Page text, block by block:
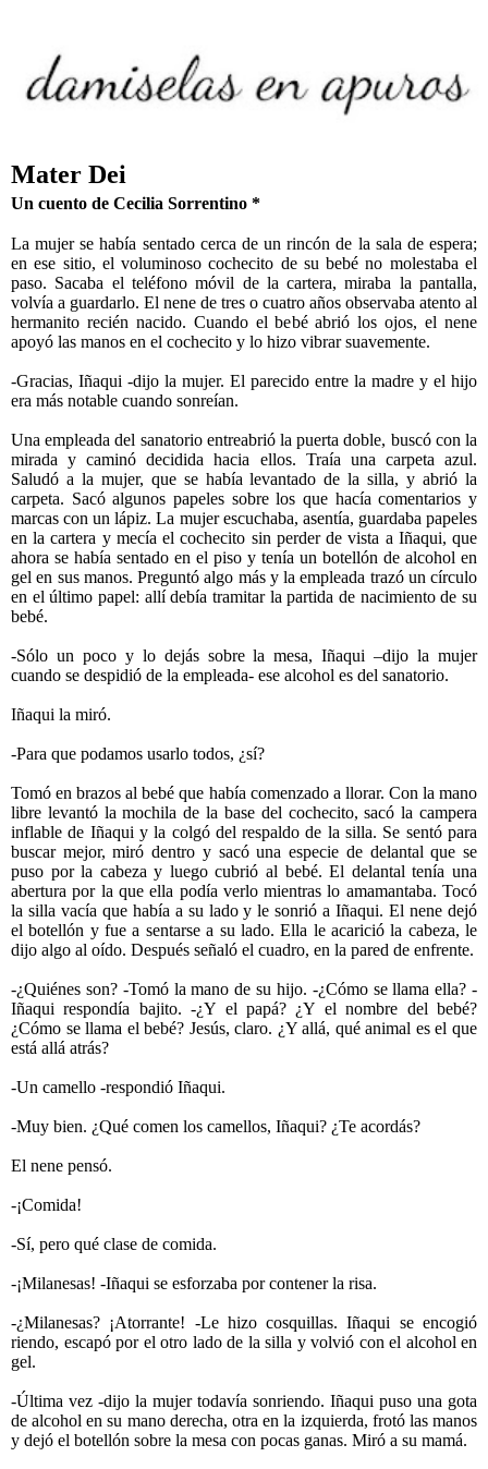
Mater Dei
Un cuento de Cecilia Sorrentino *
La mujer se había sentado cerca de un rincón de la sala de espera;
en ese sitio, el voluminoso cochecito de su bebé no molestaba el
paso. Sacaba el teléfono móvil de la cartera, miraba la pantalla,
volvía a guardarlo. El nene de tres o cuatro años observaba atento al
hermanito recién nacido. Cuando el bebé abrió los ojos, el nene
apoyó las manos en el cochecito y lo hizo vibrar suavemente.
-Gracias, Iñaqui -dijo la mujer. El parecido entre la madre y el hijo
era más notable cuando sonreían.
Una empleada del sanatorio entreabrió la puerta doble, buscó con la
mirada y caminó decidida hacia ellos. Traía una carpeta azul.
Saludó a la mujer, que se había levantado de la silla, y abrió la
carpeta. Sacó algunos papeles sobre los que hacía comentarios y
marcas con un lápiz. La mujer escuchaba, asentía, guardaba papeles
en la cartera y mecía el cochecito sin perder de vista a Iñaqui, que
ahora se había sentado en el piso y tenía un botellón de alcohol en
gel en sus manos. Preguntó algo más y la empleada trazó un círculo
en el último papel: allí debía tramitar la partida de nacimiento de su
bebé.
-Sólo un poco y lo dejás sobre la mesa, Iñaqui –dijo la mujer
cuando se despidió de la empleada- ese alcohol es del sanatorio.
Iñaqui la miró.
-Para que podamos usarlo todos, ¿sí?
Tomó en brazos al bebé que había comenzado a llorar. Con la mano
libre levantó la mochila de la base del cochecito, sacó la campera
inflable de Iñaqui y la colgó del respaldo de la silla. Se sentó para
buscar mejor, miró dentro y sacó una especie de delantal que se
puso por la cabeza y luego cubrió al bebé. El delantal tenía una
abertura por la que ella podía verlo mientras lo amamantaba. Tocó
la silla vacía que había a su lado y le sonrió a Iñaqui. El nene dejó
el botellón y fue a sentarse a su lado. Ella le acarició la cabeza, le
dijo algo al oído. Después señaló el cuadro, en la pared de enfrente.
-¿Quiénes son? -Tomó la mano de su hijo. -¿Cómo se llama ella? -
Iñaqui respondía bajito. -¿Y el papá? ¿Y el nombre del bebé?
¿Cómo se llama el bebé? Jesús, claro. ¿Y allá, qué animal es el que
está allá atrás?
-Un camello -respondió Iñaqui.
-Muy bien. ¿Qué comen los camellos, Iñaqui? ¿Te acordás?
El nene pensó.
-¡Comida!
-Sí, pero qué clase de comida.
-¡Milanesas! -Iñaqui se esforzaba por contener la risa.
-¿Milanesas? ¡Atorrante! -Le hizo cosquillas. Iñaqui se encogió
riendo, escapó por el otro lado de la silla y volvió con el alcohol en
gel.
-Última vez -dijo la mujer todavía sonriendo. Iñaqui puso una gota
de alcohol en su mano derecha, otra en la izquierda, frotó las manos
y dejó el botellón sobre la mesa con pocas ganas. Miró a su mamá.